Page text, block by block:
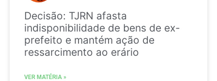
Decisão: TJRN afasta
indisponibilidade de bens de ex-
prefeito e mantém ação de
ressarcimento ao erário
VER MATÉRIA »